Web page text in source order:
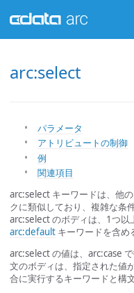
arc:select
パラメータ
アトリビュートの制御
例
関連項目
arc:select キーワードは、他
クに類似しており、複雑な条
arc:select のボディは、1つ以
arc:default キーワードを含め
arc:select の値は、arc:case
文のボディは、指定された値
合に実行するキーワードと構